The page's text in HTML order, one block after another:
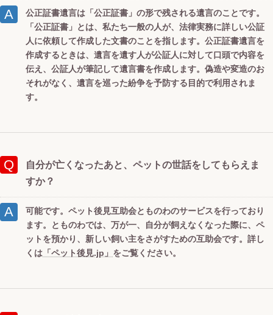
公正証書遺言は「公正証書」の形で残される遺言のことです。
「公正証書」とは、私たち一般の人が、法律実務に詳しい公証
人に依頼して作成した文書のことを指します。公正証書遺言を
作成するときは、遺言を遺す人が公証人に対して口頭で内容を
伝え、公証人が筆記して遺言書を作成します。偽造や変造のお
それがなく、遺言を巡った紛争を予防する目的で利用されま
す。
自分が亡くなったあと、ペットの世話をしてもらえま
すか？
可能です。ペット後見互助会とものわのサービスを行っており
ます。とものわでは、万が一、自分が飼えなくなった際に、ペ
ットを預かり、新しい飼い主をさがすための互助会です。詳し
くは 「ペット後見.jp」 をご覧ください。